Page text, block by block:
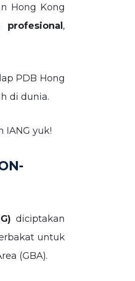
Hong Kong
profesional ,
PDB Hong
di dunia.
IANG yuk!
diciptakan
untuk
(GBA).